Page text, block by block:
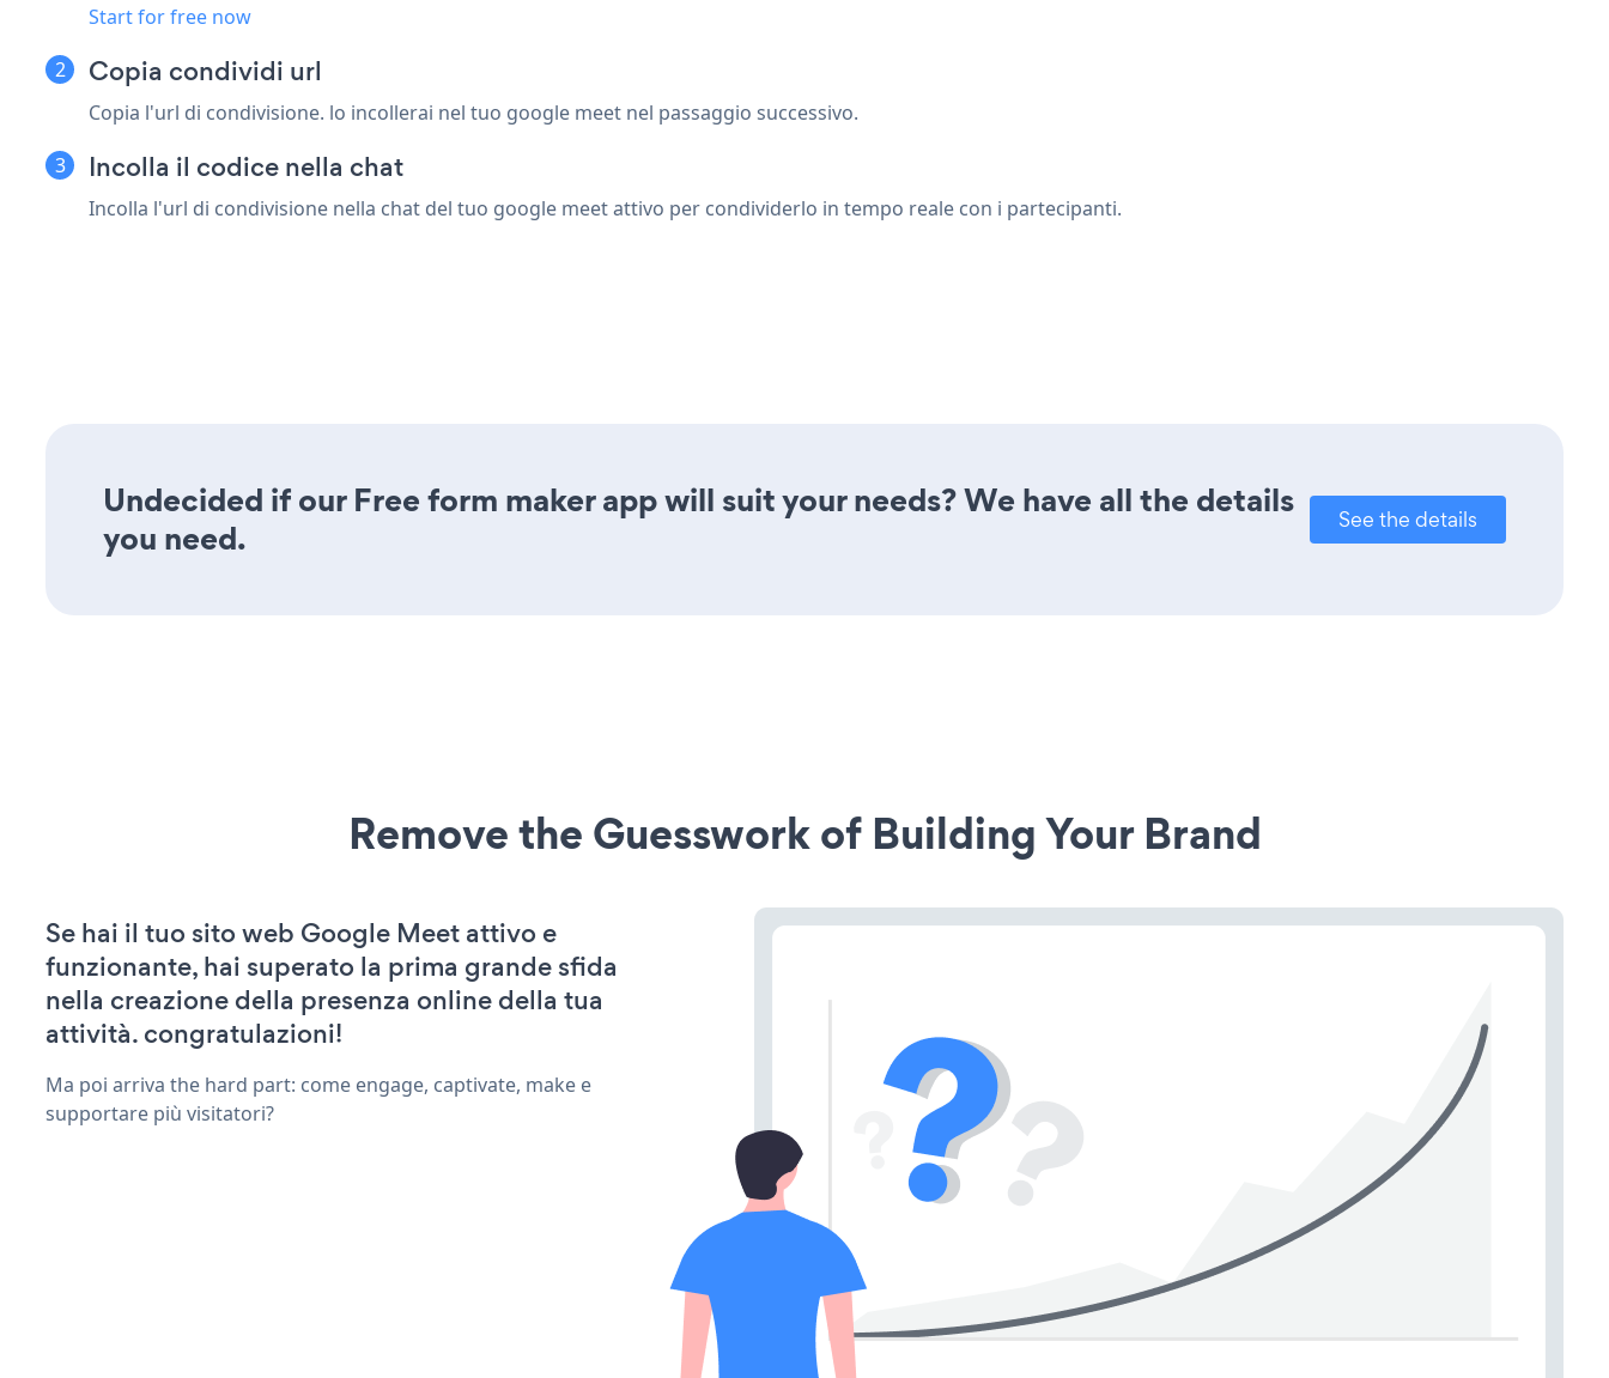
Start for free now
Copia condividi url
Copia l'url di condivisione. lo incollerai nel tuo google meet nel passaggio successivo.
Incolla il codice nella chat
Incolla l'url di condivisione nella chat del tuo google meet attivo per condividerlo in tempo reale con i partecipanti.
Undecided if our Free form maker app will suit your needs? We have all the details
you need.
See the details
Remove the Guesswork of Building Your Brand
Se hai il tuo sito web Google Meet attivo e
funzionante, hai superato la prima grande sfida
nella creazione della presenza online della tua
attività. congratulazioni!
Ma poi arriva the hard part: come engage, captivate, make e
supportare più visitatori?